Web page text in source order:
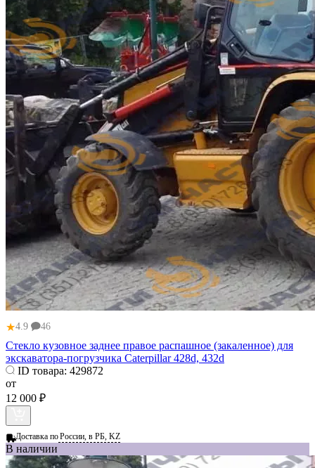
★4.9 46
Стекло кузовное заднее правое распашное (закаленное) для
экскаватора-погрузчика Caterpillar 428d, 432d
ID товара: 429872
от
12 000 ₽
Доставка поРоссии, в РБ, KZ
В наличии